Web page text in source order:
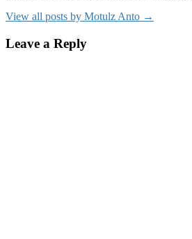
View all posts by Motulz Anto →
Leave a Reply